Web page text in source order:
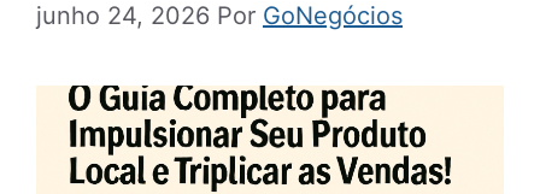
junho 24, 2026 Por GoNegócios